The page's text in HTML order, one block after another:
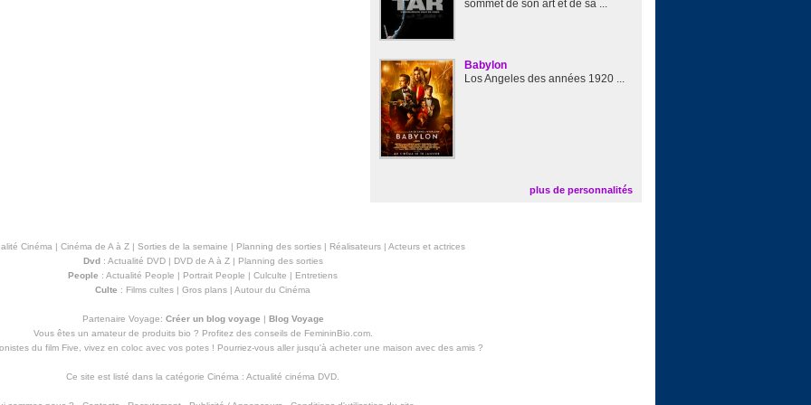
sommet de son art et de sa ...
Babylon
Los Angeles des années 1920 ...
plus de personnalités
Cinéma | Cinéma de A à Z| Sorties de la semaine | Planning des sorties| Réalisateurs| Acteurs et actrices
Dvd: Actualité DVD| DVD de A à Z| Planning des sorties
People : Actualité People | Portrait People | Culculte | Entretiens
Culte : Films cultes | Gros plans | Autour du Cinéma
Partenaire Voyage: Créer un blog voyage | Blog Voyage
Vous êtes un amateur de produits bio ? Profitez des conseils de FemininBio.com.
du film Five, vivez en coloc avec vos potes ! Pourriez-vous aller jusqu'à acheter une maison avec des amis?
Ce site est listé dans la catégorie Cinéma : Actualité cinéma DVD